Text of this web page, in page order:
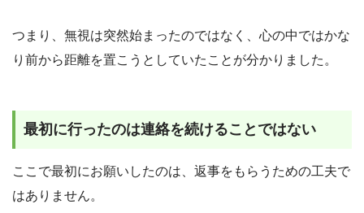
つまり、無視は突然始まったのではなく、心の中ではかな
り前から距離を置こうとしていたことが分かりました。
最初に行ったのは連絡を続けることではない
ここで最初にお願いしたのは、返事をもらうための工夫で
はありません。